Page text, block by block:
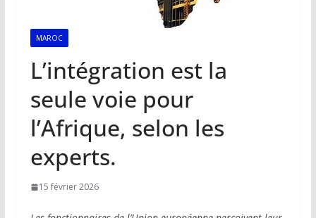
MAROC
L’intégration est la
seule voie pour
l’Afrique, selon les
experts.
15 février 2026